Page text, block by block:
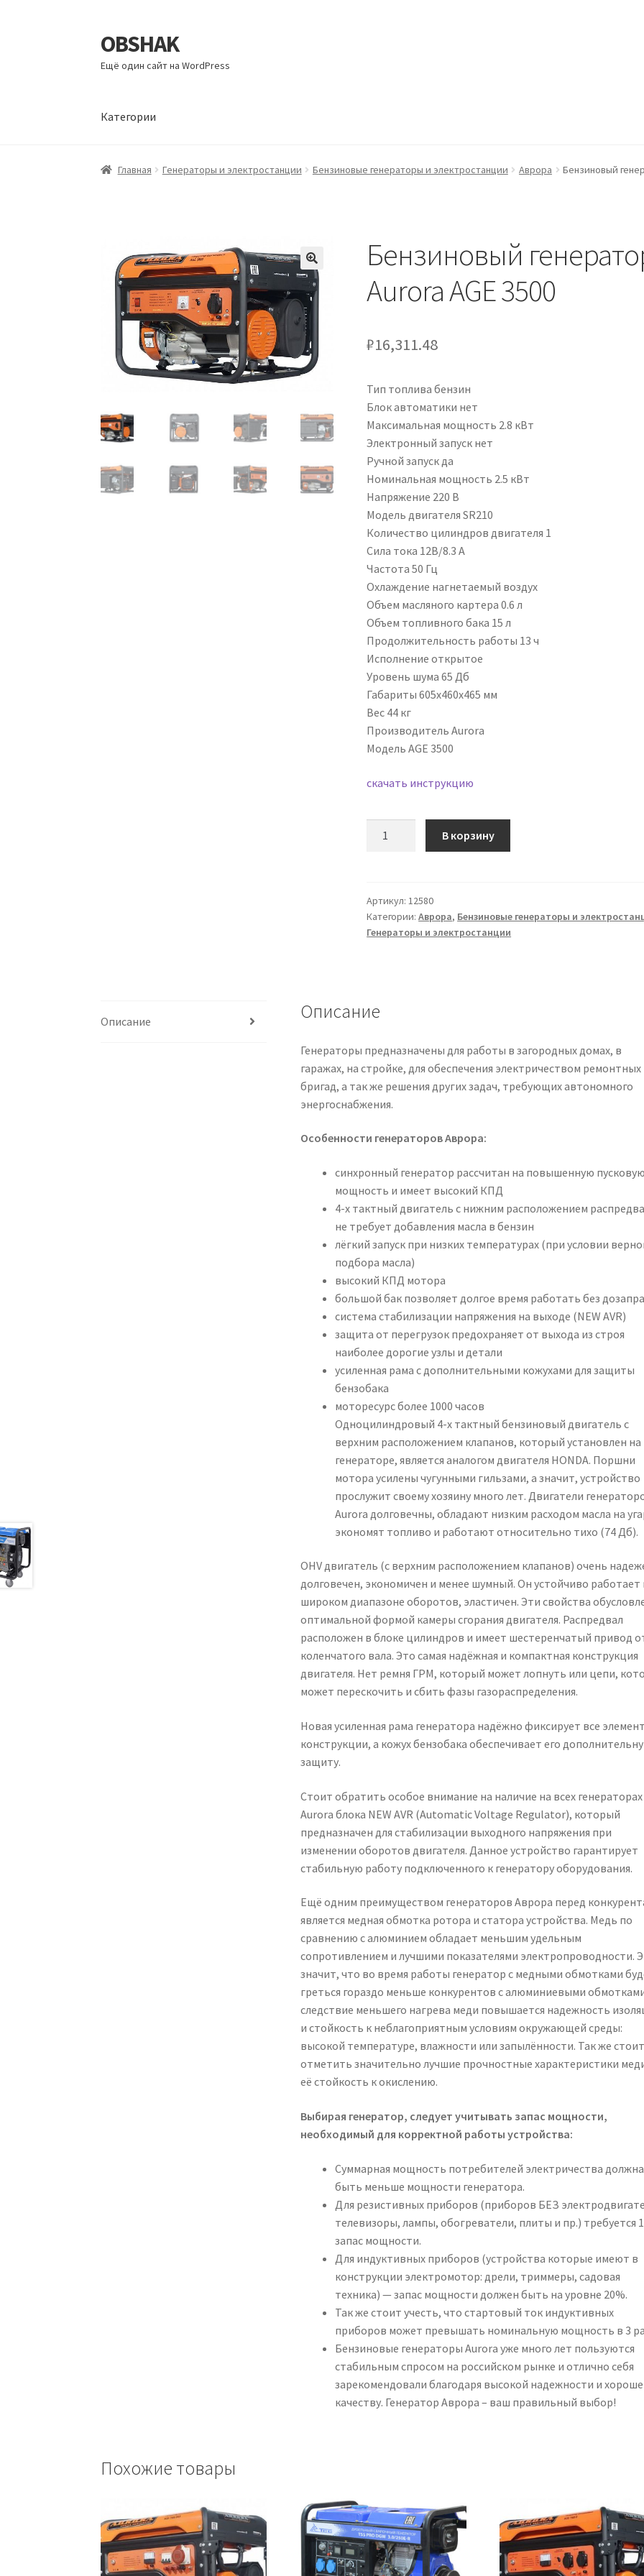
Перейти
к
навигации
Перейти
к
содержимому
OBSHAK
Ещё один сайт на WordPress
Категории
Главная Категории Мой аккаунт Пример страницы
Главная Генераторы и электростанции Бензиновые генераторы и электростанции Аврора Бензиновый
Бензиновый
Aurora AGE 3500
₽16,311.48
Тип топлива бензин
Блок автоматики нет
Максимальная мощность 2.8 кВт
Электронный запуск нет
Ручной запуск да
Номинальная мощность 2.5 кВт
Напряжение 220 В
Модель двигателя SR210
Количество цилиндров двигателя 1
Сила тока 12В/8.3 А
Частота 50 Гц
Охлаждение нагнетаемый воздух
Объем масляного картера 0.6 л
Объем топливного бака 15 л
Продолжительность работы 13 ч
Исполнение открытое
Уровень шума 65 Дб
Габариты 605x460x465 мм
Вес 44 кг
Производитель Aurora
Модель AGE 3500
скачать инструкцию
Aurora
AGE
3500
В корзину
Артикул:12580
Категории:Аврора, Бензиновые генераторы и
Генераторы и электростанции
Описание Описание
Генераторы предназначены для работы в загородных домах, в
гаражах, на стройке, для обеспечения электричеством ремонтных
бригад, а так же решения других задач, требующих автономного
энергоснабжения.
Особенности генераторов Аврора:
синхронный генератор рассчитан на повышенную пусковую
мощность и имеет высокий КПД
4-х тактный двигатель с нижним расположением
не требует добавления масла в бензин
лёгкий запуск при низких температурах (при условии
подбора масла)
высокий КПД мотора
большой бак позволяет долгое время работать без
система стабилизации напряжения на выходе (NEW AVR)
защита от перегрузок предохраняет от выхода из строя
наиболее дорогие узлы и детали
усиленная рама с дополнительными кожухами для защиты
бензобака
моторесурс более 1000 часов
Одноцилиндровый 4-х тактный бензиновый двигатель с
верхним расположением клапанов, который установлен на
генераторе, является аналогом двигателя HONDA. Поршни
мотора усилены чугунными гильзами, а значит, устройство
прослужит своему хозяину много лет. Двигатели
Aurora долговечны, обладают низким расходом масла на
экономят топливо и работают относительно тихо (74 Дб).
OHV двигатель (с верхним расположением клапанов) очень
долговечен, экономичен и менее шумный. Он устойчиво работает
широком диапазоне оборотов, эластичен. Эти свойства
оптимальной формой камеры сгорания двигателя. Распредвал
расположен в блоке цилиндров и имеет шестеренчатый привод
коленчатого вала. Это самая надёжная и компактная конструкция
двигателя. Нет ремня ГРМ, который может лопнуть или цепи,
может перескочить и сбить фазы газораспределения.
Новая усиленная рама генератора надёжно фиксирует все
конструкции, а кожух бензобака обеспечивает его
защиту.
Стоит обратить особое внимание на наличие на всех генераторах
Aurora блока NEW AVR (Automatic Voltage Regulator), который
предназначен для стабилизации выходного напряжения при
изменении оборотов двигателя. Данное устройство гарантирует
стабильную работу подключенного к генератору оборудования.
Ещё одним преимуществом генераторов Аврора перед
является медная обмотка ротора и статора устройства. Медь по
сравнению с алюминием обладает меньшим удельным
сопротивлением и лучшими показателями электропроводности.
значит, что во время работы генератор с медными обмотками
греться гораздо меньше конкурентов с алюминиевыми
следствие меньшего нагрева меди повышается надежность
и стойкость к неблагоприятным условиям окружающей среды:
высокой температуре, влажности или запылённости. Так же стоит
отметить значительно лучшие прочностные характеристики
её стойкость к окислению.
Выбирая генератор, следует учитывать запас мощности,
необходимый для корректной работы устройства:
Суммарная мощность потребителей электричества должна
быть меньше мощности генератора.
Для резистивных приборов (приборов БЕЗ
телевизоры, лампы, обогреватели, плиты и пр.) требуется
запас мощности.
Для индуктивных приборов (устройства которые имеют в
конструкции электромотор: дрели, триммеры, садовая
техника) — запас мощности должен быть на уровне 20%.
Так же стоит учесть, что стартовый ток индуктивных
приборов может превышать номинальную мощность в 3
Бензиновые генераторы Aurora уже много лет пользуются
стабильным спросом на российском рынке и отлично себя
зарекомендовали благодаря высокой надежности и
качеству. Генератор Аврора – ваш правильный выбор!
Похожие товары